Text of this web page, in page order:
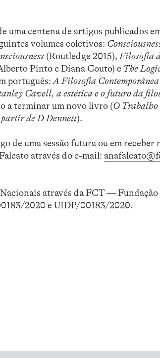
uma centena de artigos publicados
volumes coletivos:
(Routledge 2015),Filosofia
Pinto e Diana Couto) e The
português:A Filosofia
Cavell, a estética e o futuro da
a terminar um novo livro (O
de D Dennett).
de uma sessão futura ou em receber
através do e-mail:
através da FCT — Fundação
2020 e UIDP/00183/2020.